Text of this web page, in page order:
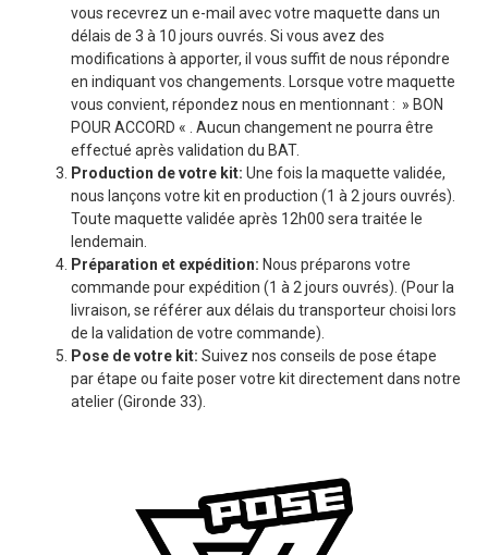
vous recevrez un e-mail avec votre maquette dans un
délais de 3 à 10 jours ouvrés. Si vous avez des
modifications à apporter, il vous suffit de nous répondre
en indiquant vos changements. Lorsque votre maquette
vous convient, répondez nous en mentionnant : » BON
POUR ACCORD « . Aucun changement ne pourra être
effectué après validation du BAT.
Production de votre kit: Une fois la maquette validée,
nous lançons votre kit en production (1 à 2 jours ouvrés).
Toute maquette validée après 12h00 sera traitée le
lendemain.
Préparation et expédition: Nous préparons votre
commande pour expédition (1 à 2 jours ouvrés). (Pour la
livraison, se référer aux délais du transporteur choisi lors
de la validation de votre commande).
Pose de votre kit: Suivez nos conseils de pose étape
par étape ou faite poser votre kit directement dans notre
atelier (Gironde 33).